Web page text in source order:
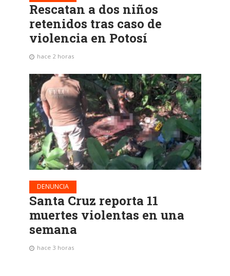
Rescatan a dos niños
retenidos tras caso de
violencia en Potosí
hace 2 horas
DENUNCIA
Santa Cruz reporta 11
muertes violentas en una
semana
hace 3 horas